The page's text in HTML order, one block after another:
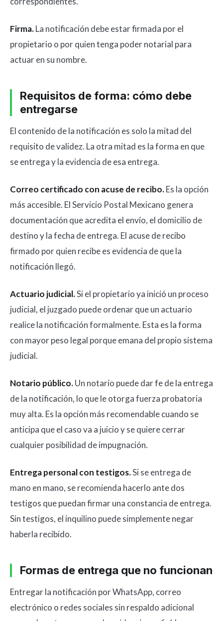
Firma.La notificación debe estar firmada por el
propietario o por quien tenga poder notarial para
actuar en su nombre.
Requisitos de forma: cómo debe
entregarse
El contenido de la notificación es solo la mitad del
requisito de validez. La otra mitad es la forma en que
se entrega y la evidencia de esa entrega.
Correo certificado con acuse de recibo.Es la opción
más accesible. El Servicio Postal Mexicano genera
documentación que acredita el envío, el domicilio de
destino y la fecha de entrega. El acuse de recibo
firmado por quien recibe es evidencia de que la
notificación llegó.
Actuario judicial.Si el propietario ya inició un proceso
judicial, el juzgado puede ordenar que un actuario
realice la notificación formalmente. Esta es la forma
con mayor peso legal porque emana del propio sistema
judicial.
Notario público.Un notario puede dar fe de la entrega
de la notificación, lo que le otorga fuerza probatoria
muy alta. Es la opción más recomendable cuando se
anticipa que el caso va a juicio y se quiere cerrar
cualquier posibilidad de impugnación.
Entrega personal con testigos.Si se entrega de
mano en mano, se recomienda hacerlo ante dos
testigos que puedan firmar una constancia de entrega.
Sin testigos, el inquilino puede simplemente negar
haberla recibido.
Formas de entrega que no funcionan
Entregar la notificación por WhatsApp, correo
electrónico o redes sociales sin respaldo adicional